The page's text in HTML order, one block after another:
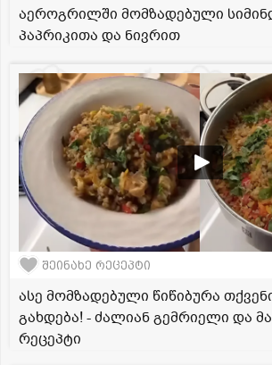
აეროგრილში მომზადებული
პაპრიკითა და ნივრით
შეინახე რეცეპტი
ასე მომზადებული წიწიბურა
გახდება! - ძალიან გემრიელი და
რეცეპტი